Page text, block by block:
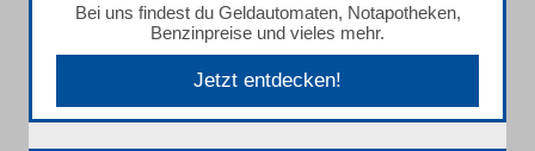
Bei uns findest du Geldautomaten, Notapotheken,
Benzinpreise und vieles mehr.
Jetzt entdecken!